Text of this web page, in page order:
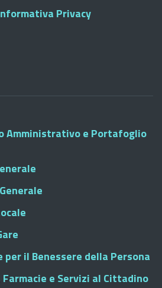
Privacy
Amministrativo e Portafoglio
il Benessere della Persona
e Servizi al Cittadino